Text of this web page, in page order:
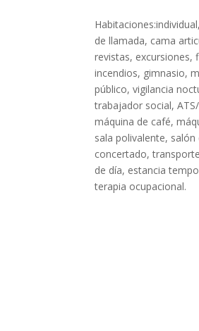
de llamada, cama
revistas, excursiones,
incendios, gimnasio,
público, vigilancia
trabajador social,
máquina de café,
sala polivalente,
concertado,
de día, estancia
terapia ocupacional.